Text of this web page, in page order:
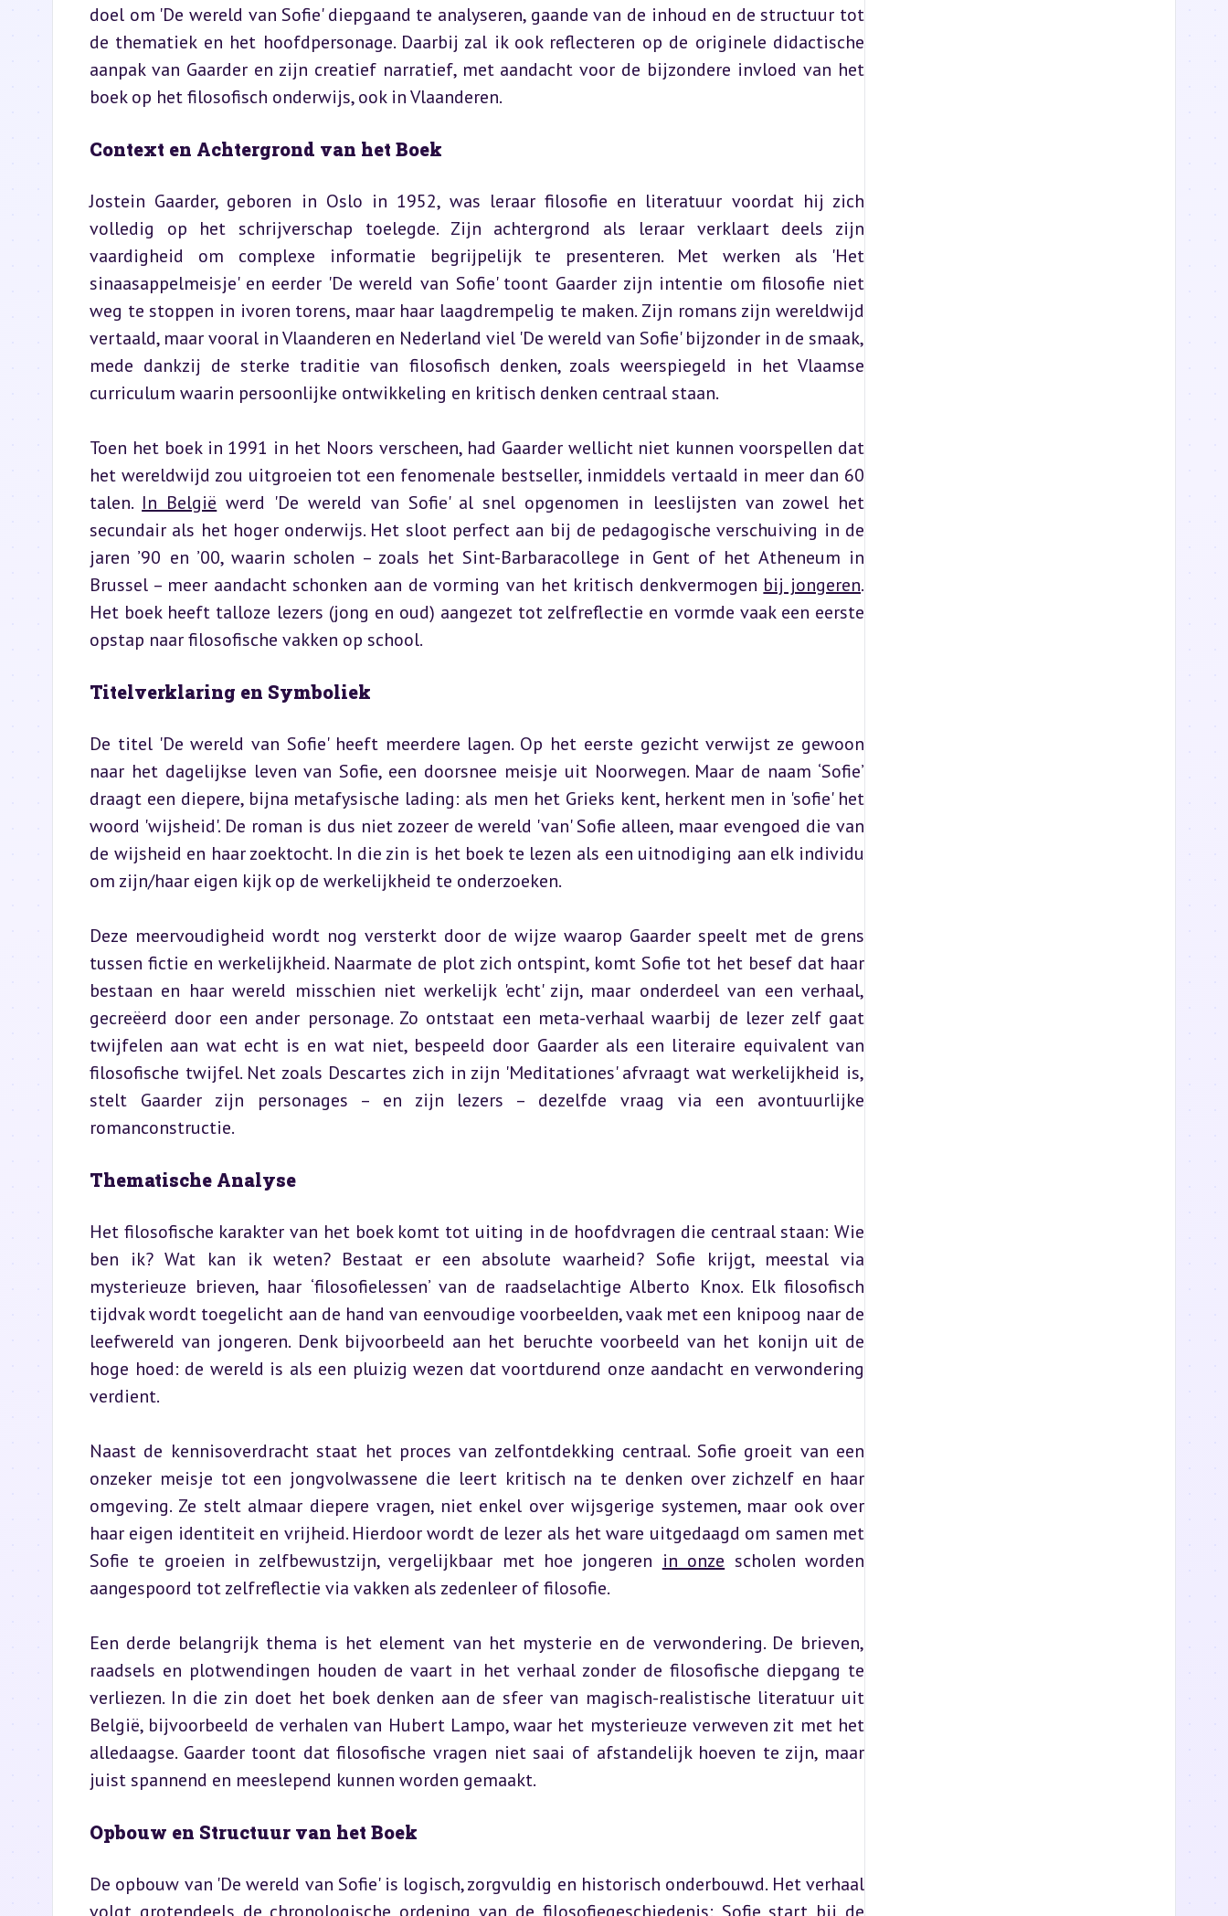
doel om 'De wereld van Sofie' diepgaand te analyseren, gaande van de inhoud en de structuur tot
de thematiek en het hoofdpersonage. Daarbij zal ik ook reflecteren op de originele didactische
aanpak van Gaarder en zijn creatief narratief, met aandacht voor de bijzondere invloed van het
boek op het filosofisch onderwijs, ook in Vlaanderen.
Context en Achtergrond van het Boek
Jostein Gaarder, geboren in Oslo in 1952, was leraar filosofie en literatuur voordat hij zich
volledig op het schrijverschap toelegde. Zijn achtergrond als leraar verklaart deels zijn
vaardigheid om complexe informatie begrijpelijk te presenteren. Met werken als 'Het
sinaasappelmeisje' en eerder 'De wereld van Sofie' toont Gaarder zijn intentie om filosofie niet
weg te stoppen in ivoren torens, maar haar laagdrempelig te maken. Zijn romans zijn wereldwijd
vertaald, maar vooral in Vlaanderen en Nederland viel 'De wereld van Sofie' bijzonder in de smaak,
mede dankzij de sterke traditie van filosofisch denken, zoals weerspiegeld in het Vlaamse
curriculum waarin persoonlijke ontwikkeling en kritisch denken centraal staan.
Toen het boek in 1991 in het Noors verscheen, had Gaarder wellicht niet kunnen voorspellen dat
het wereldwijd zou uitgroeien tot een fenomenale bestseller, inmiddels vertaald in meer dan 60
talen. In België werd 'De wereld van Sofie' al snel opgenomen in leeslijsten van zowel het
secundair als het hoger onderwijs. Het sloot perfect aan bij de pedagogische verschuiving in de
jaren ’90 en ’00, waarin scholen – zoals het Sint-Barbaracollege in Gent of het Atheneum in
Brussel – meer aandacht schonken aan de vorming van het kritisch denkvermogen bij jongeren.
Het boek heeft talloze lezers (jong en oud) aangezet tot zelfreflectie en vormde vaak een eerste
opstap naar filosofische vakken op school.
Titelverklaring en Symboliek
De titel 'De wereld van Sofie' heeft meerdere lagen. Op het eerste gezicht verwijst ze gewoon
naar het dagelijkse leven van Sofie, een doorsnee meisje uit Noorwegen. Maar de naam ‘Sofie’
draagt een diepere, bijna metafysische lading: als men het Grieks kent, herkent men in 'sofie' het
woord 'wijsheid'. De roman is dus niet zozeer de wereld 'van' Sofie alleen, maar evengoed die van
de wijsheid en haar zoektocht. In die zin is het boek te lezen als een uitnodiging aan elk individu
om zijn/haar eigen kijk op de werkelijkheid te onderzoeken.
Deze meervoudigheid wordt nog versterkt door de wijze waarop Gaarder speelt met de grens
tussen fictie en werkelijkheid. Naarmate de plot zich ontspint, komt Sofie tot het besef dat haar
bestaan en haar wereld misschien niet werkelijk 'echt' zijn, maar onderdeel van een verhaal,
gecreëerd door een ander personage. Zo ontstaat een meta-verhaal waarbij de lezer zelf gaat
twijfelen aan wat echt is en wat niet, bespeeld door Gaarder als een literaire equivalent van
filosofische twijfel. Net zoals Descartes zich in zijn 'Meditationes' afvraagt wat werkelijkheid is,
stelt Gaarder zijn personages – en zijn lezers – dezelfde vraag via een avontuurlijke
romanconstructie.
Thematische Analyse
Het filosofische karakter van het boek komt tot uiting in de hoofdvragen die centraal staan: Wie
ben ik? Wat kan ik weten? Bestaat er een absolute waarheid? Sofie krijgt, meestal via
mysterieuze brieven, haar ‘filosofielessen’ van de raadselachtige Alberto Knox. Elk filosofisch
tijdvak wordt toegelicht aan de hand van eenvoudige voorbeelden, vaak met een knipoog naar de
leefwereld van jongeren. Denk bijvoorbeeld aan het beruchte voorbeeld van het konijn uit de
hoge hoed: de wereld is als een pluizig wezen dat voortdurend onze aandacht en verwondering
verdient.
Naast de kennisoverdracht staat het proces van zelfontdekking centraal. Sofie groeit van een
onzeker meisje tot een jongvolwassene die leert kritisch na te denken over zichzelf en haar
omgeving. Ze stelt almaar diepere vragen, niet enkel over wijsgerige systemen, maar ook over
haar eigen identiteit en vrijheid. Hierdoor wordt de lezer als het ware uitgedaagd om samen met
Sofie te groeien in zelfbewustzijn, vergelijkbaar met hoe jongeren in onze scholen worden
aangespoord tot zelfreflectie via vakken als zedenleer of filosofie.
Een derde belangrijk thema is het element van het mysterie en de verwondering. De brieven,
raadsels en plotwendingen houden de vaart in het verhaal zonder de filosofische diepgang te
verliezen. In die zin doet het boek denken aan de sfeer van magisch-realistische literatuur uit
België, bijvoorbeeld de verhalen van Hubert Lampo, waar het mysterieuze verweven zit met het
alledaagse. Gaarder toont dat filosofische vragen niet saai of afstandelijk hoeven te zijn, maar
juist spannend en meeslepend kunnen worden gemaakt.
Opbouw en Structuur van het Boek
De opbouw van 'De wereld van Sofie' is logisch, zorgvuldig en historisch onderbouwd. Het verhaal